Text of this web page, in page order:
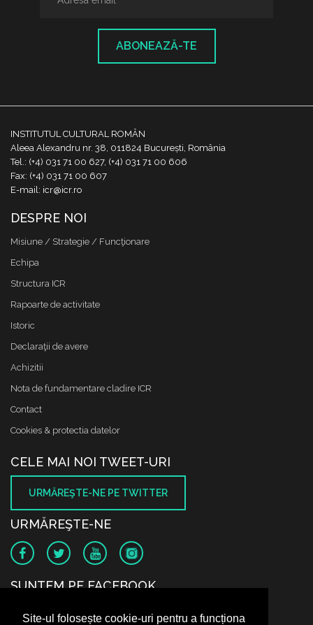
Site-ul folosește cookie-uri pentru a funcționa
ABONEAZĂ-TE
INSTITUTUL CULTURAL ROMÂN
Aleea Alexandru nr. 38, 011824 București, România
Tel.: (+4) 031 71 00 627, (+4) 031 71 00 606
Fax: (+4) 031 71 00 607
E-mail: icr@icr.ro
DESPRE NOI
Misiune / Strategie / Funcţionare
Echipa
Structura ICR
Rapoarte de activitate
Istoric
Declaraţii de avere
Achizitii
Nota de fundamentare cladire ICR
Contact
Cookies & protectia datelor
CELE MAI NOI TWEET-URI
URMĂREŞTE-NE PE TWITTER
URMĂREŞTE-NE
SUNTEM PE FACEBOOK